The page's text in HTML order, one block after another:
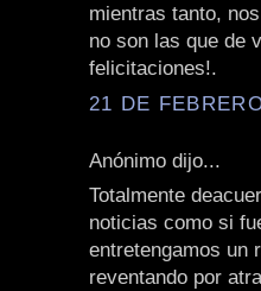
mientras tanto,
no son las que de
felicitaciones!.
21 DE
Anónimo dijo...
Totalmente
noticias como si
entretengamos un
reventando por